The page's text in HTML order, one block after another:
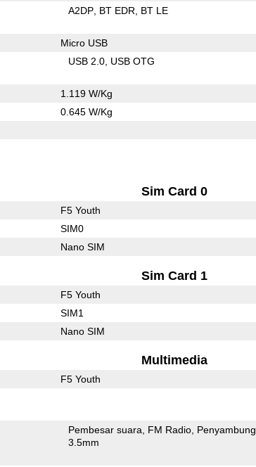
A2DP BT EDR BT LE
Micro USB
USB 2.0 USB OTG
1.119 W/Kg
0.645 W/Kg
Sim Card 0
F5 Youth
SIM0
Nano SIM
Sim Card 1
F5 Youth
SIM1
Nano SIM
Multimedia
F5 Youth
Pembesar suara FM Radio Penyambung
3.5mm